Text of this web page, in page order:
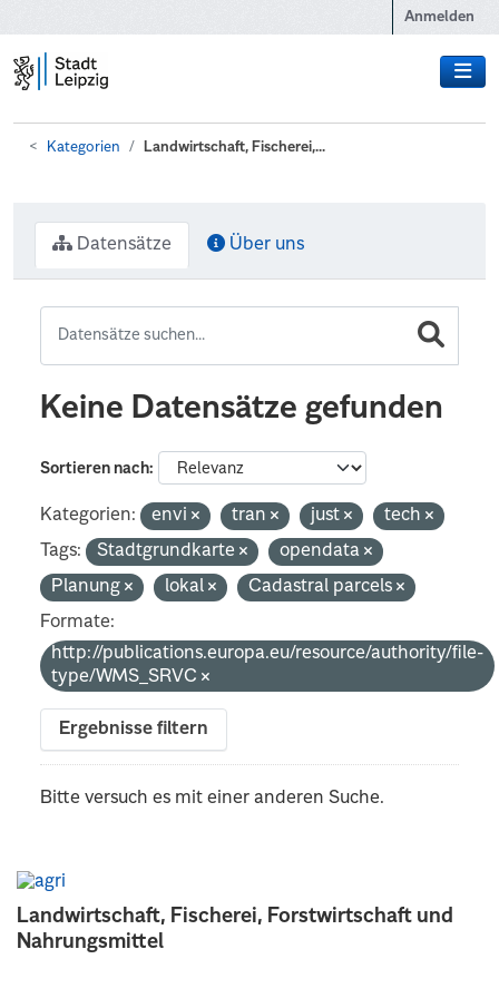
Anmelden
Kategorien Landwirtschaft, Fischerei,...
Landwirtschaft, Fischerei, Forstwirtschaft und
Nahrungsmittel
Datensätze Über uns
Keine Datensätze gefunden
Sortieren nach
Kategorien: envi tran just
tech
Tags:
Stadtgrundkarte
opendata
Planung
lokal
Cadastral parcels
Formate:
http://publications.europa.eu/resource/authority/file-
type/WMS_SRVC
Ergebnisse filtern
Bitte versuch es mit einer anderen Suche.